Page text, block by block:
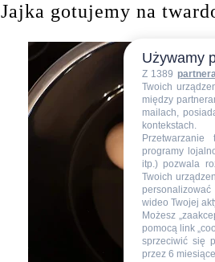
Jajka gotujemy na
Używamy
Z 1389
Twoich
między
mailach,
kontekstach.
programy
itp.) pozwala
Twoich
wideo Twojej
Możesz
pomocą link
sprzeciwić się
przez 6